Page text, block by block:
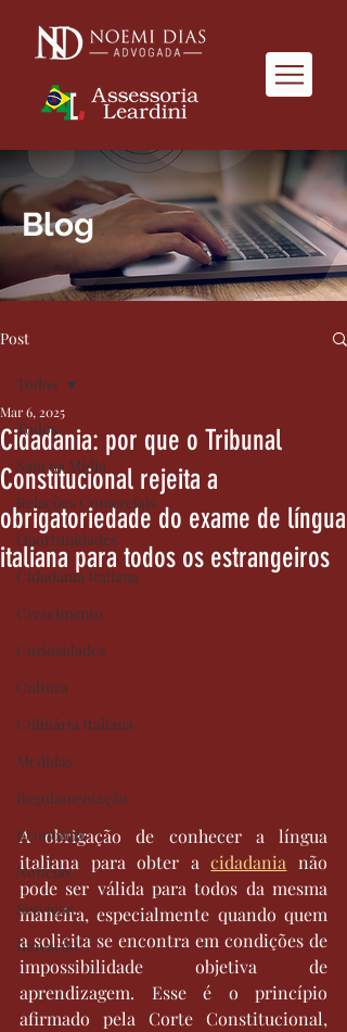
Blog
Post
Todos
Saiu na Mídia
Relações Comerciais
Oportunidades
Cidadania Italiana
Crescimento
Curiosidades
Cultura
Culinária Italiana
Medidas
Regulamentação
Economia
Notícias
Serviços
Inovação
Todos
Cidadania: por que o Tribunal
Constitucional rejeita a
obrigatoriedade do exame de língua
italiana para todos os estrangeiros
Mar 6, 2025
A obrigação de conhecer a língua
italiana para obter a cidadania não
pode ser válida para todos da mesma
maneira, especialmente quando quem
a solicita se encontra em condições de
impossibilidade objetiva de
aprendizagem. Esse é o princípio
afirmado pela Corte Constitucional,